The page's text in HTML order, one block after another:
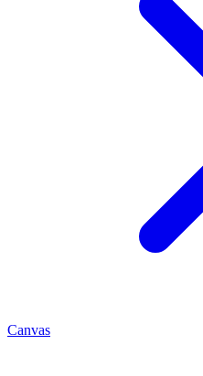
Canvas